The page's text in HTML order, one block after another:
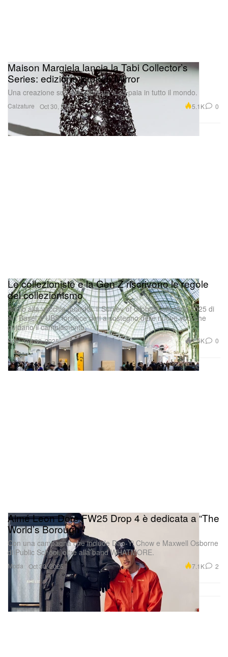
Calzature
Maison Margiela lancia la Tabi Collector’s
Series: edizione Broken Mirror
Una creazione surreale, limitata a 25 paia in tutto il mondo.
Oct 30, 2025 5.1K 0
Arte
Le collezioniste e la Gen Z riscrivono le regole
del collezionismo
Addio alla vecchia guardia: il Survey of Global Collecting 2025 di
Art Basel & UBS fornisce dati a sostegno delle nuove voci che
guidano il cambiamento.
Oct 30, 2025 1.5K 0
Moda
Aimé Leon Dore FW25 Drop 4 è dedicata a “The
World’s Borough”
Con una campagna che include Dao‑Yi Chow e Maxwell Osborne
di Public School, oltre alla band WHATMORE.
Oct 30, 2025 7.1K 2